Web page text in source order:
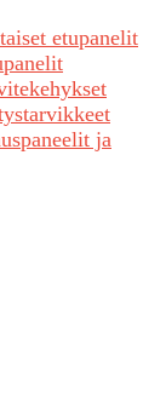
etupanelit
ja